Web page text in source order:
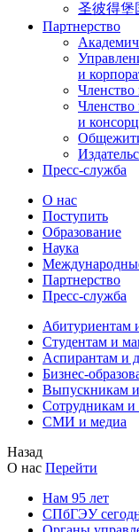
圣彼得堡
Партнерство
и
Членство
и
Пресс-служба
О нас
Поступить
Образование
Наука
Партнерство
Пресс-служба
Абитуриентам
Студентам и
Аспирантам и
Бизнес-
Выпускникам
Сотрудникам и
СМИ и медиа
Назад
О нас Перейти
Нам 95 лет
СПбГЭУ